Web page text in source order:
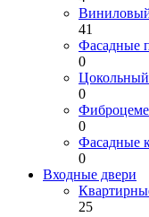
41
Фасадные
0
0
0
Фасадные
0
Входные двери
25